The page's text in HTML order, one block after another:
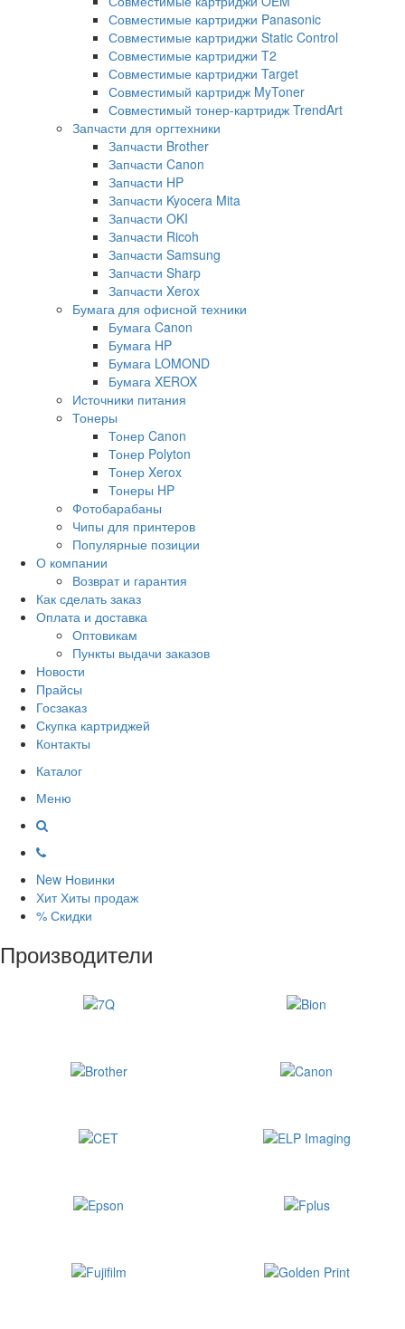
Совместимые картриджи Panasonic
Совместимые картриджи Static Control
Совместимые картриджи T2
Совместимые картриджи Target
Совместимый картридж MyToner
Совместимый тонер-картридж TrendArt
Запчасти для оргтехники
Запчасти Brother
Запчасти Canon
Запчасти HP
Запчасти Kyocera Mita
Запчасти OKI
Запчасти Ricoh
Запчасти Samsung
Запчасти Sharp
Запчасти Xerox
Бумага для офисной техники
Бумага Canon
Бумага HP
Бумага LOMOND
Бумага XEROX
Источники питания
Тонеры
Тонер Canon
Тонер Polyton
Тонер Xerox
Тонеры HP
Фотобарабаны
Чипы для принтеров
Популярные позиции
О компании
Возврат и гарантия
Как сделать заказ
Оплата и доставка
Оптовикам
Пункты выдачи заказов
Новости
Прайсы
Госзаказ
Скупка картриджей
Контакты
Каталог
Меню
New Новинки
Хит Хиты продаж
% Скидки
Производители